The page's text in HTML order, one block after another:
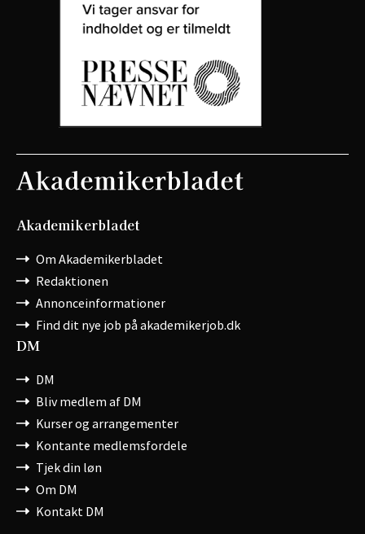
Akademikerbladet
Om Akademikerbladet
Redaktionen
Annonceinformationer
Find dit nye job på akademikerjob.dk
DM
DM
Bliv medlem af DM
Kurser og arrangementer
Kontante medlemsfordele
Tjek din løn
Om DM
Kontakt DM